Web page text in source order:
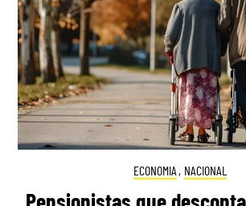
ECONOMIA , NACIONAL